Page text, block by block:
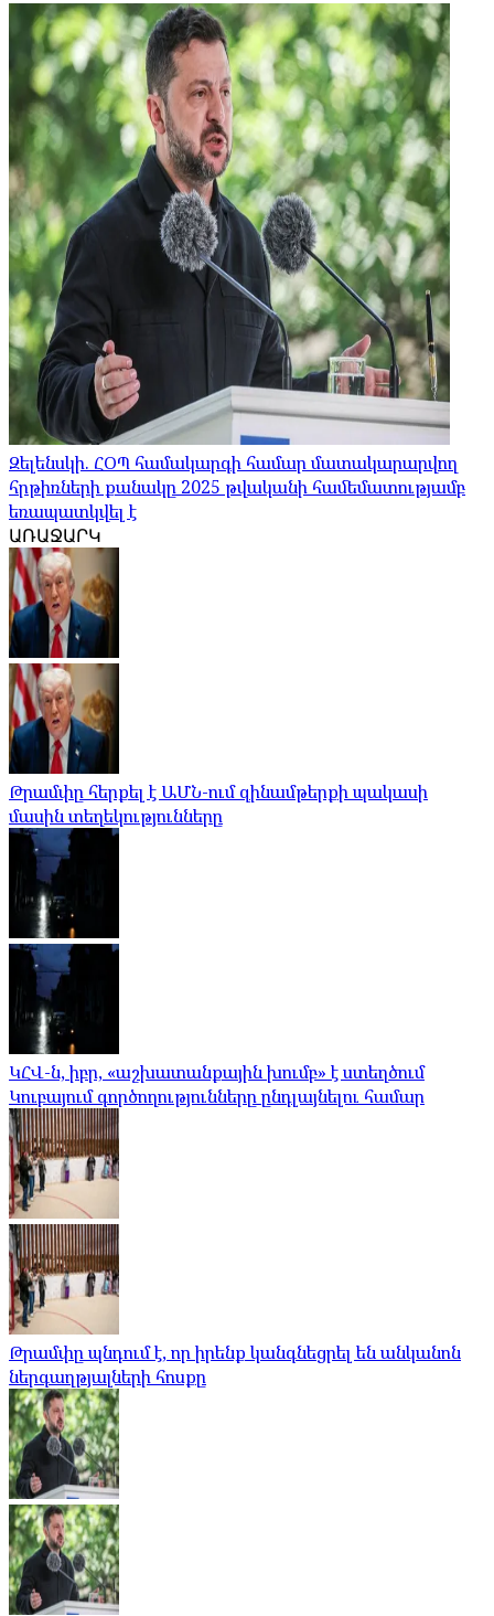
Զելենսկի. ՀՕՊ համակարգի համար մատակարարվող
հրթիռների քանակը 2025 թվականի համեմատությամբ
եռապատկվել է
ԱՌԱՋԱՐԿ
Թրամփը հերքել է ԱՄՆ-ում զինամթերքի պակասի
մասին տեղեկությունները
ԿՀՎ-ն, իբր, «աշխատանքային խումբ» է ստեղծում
Կուբայում գործողությունները ընդլայնելու համար
Թրամփը պնդում է, որ իրենք կանգնեցրել են անկանոն
ներգաղթյալների հոսքը